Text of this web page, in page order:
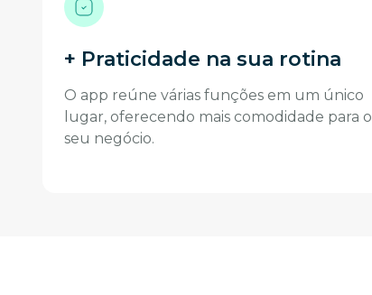
+ Praticidade na sua rotina
O app reúne várias funções em um único
lugar, oferecendo mais comodidade para o
seu negócio.